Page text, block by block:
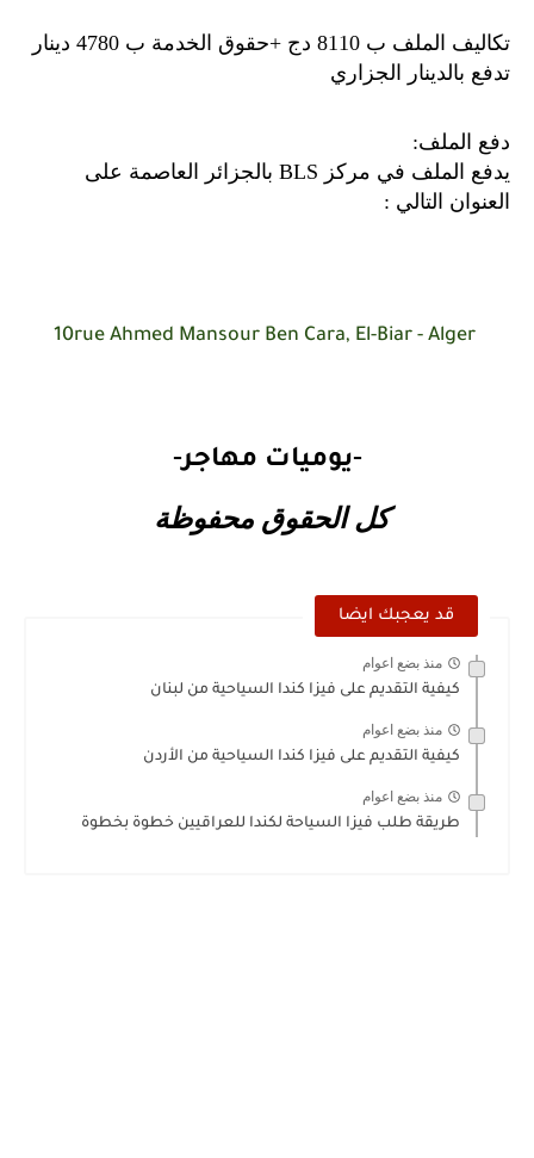
تكاليف الملف ب 8110 دج +حقوق الخدمة ب 4780 دينار
تدفع بالدينار الجزاري
دفع الملف:
يدفع الملف في مركز BLS بالجزائر العاصمة على
العنوان التالي :
10rue Ahmed Mansour Ben Cara, El-Biar - Alger
-يوميات مهاجر-
كل الحقوق محفوظة
قد يعجبك ايضا
منذ بضع اعوام
كيفية التقديم على فيزا كندا السياحية من لبنان
منذ بضع اعوام
كيفية التقديم على فيزا كندا السياحية من الأردن
منذ بضع اعوام
طريقة طلب فيزا السياحة لكندا للعراقيين خطوة بخطوة